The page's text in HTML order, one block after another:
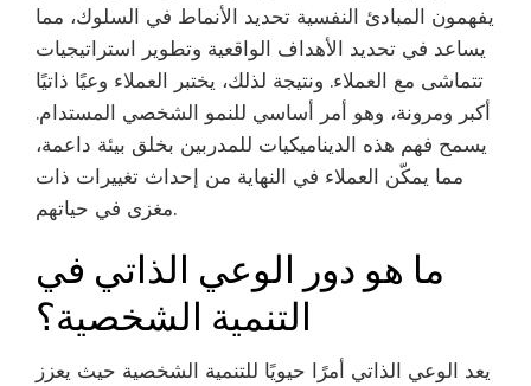
يفهمون المبادئ النفسية تحديد الأنماط في السلوك، مما
يساعد في تحديد الأهداف الواقعية وتطوير استراتيجيات
تتماشى مع العملاء. ونتيجة لذلك، يختبر العملاء وعيًا ذاتيًا
أكبر ومرونة، وهو أمر أساسي للنمو الشخصي المستدام.
يسمح فهم هذه الديناميكيات للمدربين بخلق بيئة داعمة،
مما يمكّن العملاء في النهاية من إحداث تغييرات ذات
مغزى في حياتهم.
ما هو دور الوعي الذاتي في
التنمية الشخصية؟
يعد الوعي الذاتي أمرًا حيويًا للتنمية الشخصية حيث يعزز